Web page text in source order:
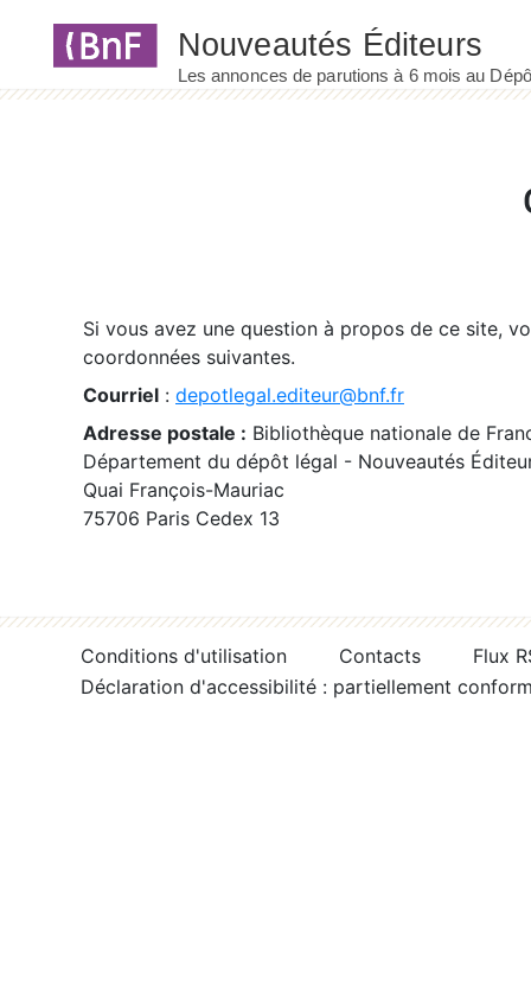
Si vous avez une question à propos de ce site,
coordonnées suivantes.
Courriel : depotlegal.editeur@bnf.fr
Adresse postale : Bibliothèque nationale de
Département du dépôt légal - Nouveautés
Quai François-Mauriac
75706 Paris Cedex 13
Conditions d'utilisation Contacts
Flux
Déclaration d'accessibilité : partiellement